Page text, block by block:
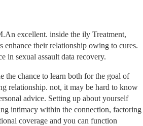
excellent. inside the ily Treatment,
enhance their relationship owing to cures.
in sexual assault data recovery.
the chance to learn both for the goal of
relationship. not, it may be hard to know
advice. Setting up about yourself
intimacy within the connection, factoring
coverage and you can function